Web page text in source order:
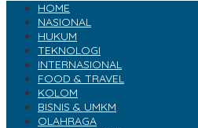
HOME
NASIONAL
HUKUM
TEKNOLOGI
INTERNASIONAL
FOOD & TRAVEL
KOLOM
BISNIS & UMKM
OLAHRAGA